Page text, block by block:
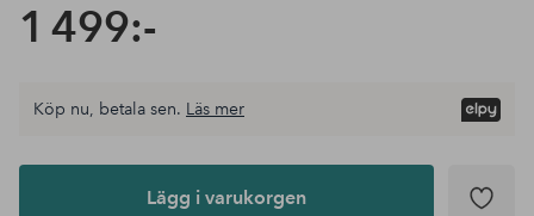
1 499:-
Lägg i
Köp nu, betala sen. Läs mer
Lägg i varukorgen